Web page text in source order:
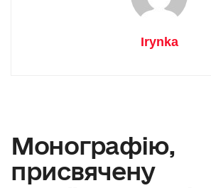
Irynka
Монографію,
присвячену